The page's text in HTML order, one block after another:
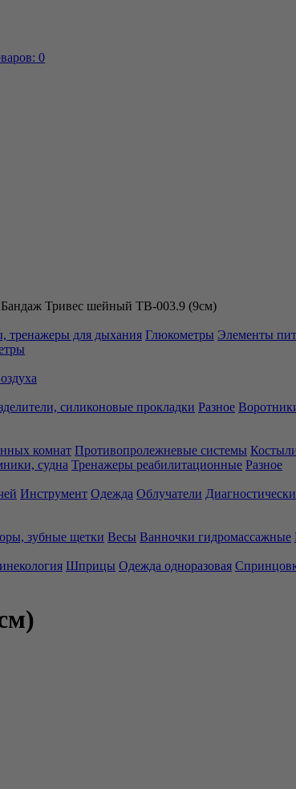
0
Бандаж Тривес шейный ТВ-003.9 (9см)
тренажеры для дыхания Глюкометры Элементы
силиконовые прокладки Разное
комнат Противопролежневые системы
судна Тренажеры реабилитационные Разное
Инструмент Одежда Облучатели
зубные щетки Весы Ванночки гидромассажные
Шприцы Одежда одноразовая